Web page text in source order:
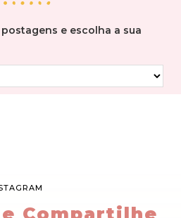
e escolha a sua
Compartilhe